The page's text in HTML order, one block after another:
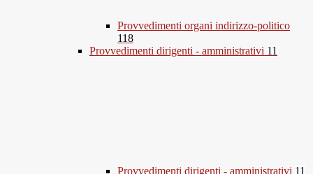
Provvedimenti organi indirizzo-politico
118
Provvedimenti dirigenti - amministrativi 11
Provvedimenti dirigenti - amministrativi 11